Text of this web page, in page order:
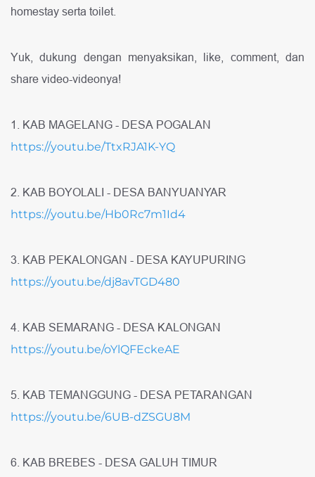
homestay serta toilet.
Yuk, dukung dengan menyaksikan, like, comment, dan
share video-videonya!
1. KAB MAGELANG - DESA POGALAN
https://youtu.be/TtxRJA1K-YQ
2. KAB BOYOLALI - DESA BANYUANYAR
https://youtu.be/Hb0Rc7m1Id4
3. KAB PEKALONGAN - DESA KAYUPURING
https://youtu.be/dj8avTGD480
4. KAB SEMARANG - DESA KALONGAN
https://youtu.be/oYlQFEckeAE
5. KAB TEMANGGUNG - DESA PETARANGAN
https://youtu.be/6UB-dZSGU8M
6. KAB BREBES - DESA GALUH TIMUR